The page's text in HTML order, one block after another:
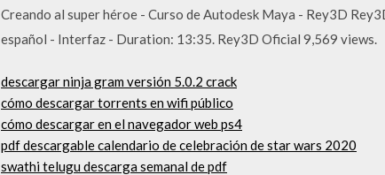
Creando al super héroe - Curso de Autodesk Maya - Rey3D
español - Interfaz - Duration: 13:35. Rey3D Oficial 9,569 views.
descargar ninja gram versión 5.0.2 crack
cómo descargar torrents en wifi público
cómo descargar en el navegador web ps4
pdf descargable calendario de celebración de star wars 2020
swathi telugu descarga semanal de pdf